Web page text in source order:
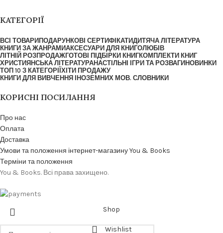
КАТЕГОРІЇ
ВСІ ТОВАРИ ПОДАРУНКОВІ СЕРТИФІКАТИДИТЯЧА ЛІТЕРАТУРА
КНИГИ ЗА ЖАНРАМИАКСЕСУАРИ ДЛЯ КНИГОЛЮБІВ
ЛІТНІЙ РОЗПРОДАЖГОТОВІ ПІДБІРКИ КНИГКОМПЛЕКТИ КНИГ
ХРИСТИЯНСЬКА ЛІТЕРАТУРАНАСТІЛЬНІ ІГРИ ТА РОЗВАГИ НОВИНКИ
ТОП 10 З КАТЕГОРІЇ ХІТИ ПРОДАЖУ
КНИГИ ДЛЯ ВИВЧЕННЯ ІНОЗЕМНИХ МОВ. СЛОВНИКИ
КОРИСНІ ПОСИЛАННЯ
Про нас
Оплата
Доставка
Умови та положення інтернет-магазину You & Books
Терміни та положення
You & Books. Всі права захищено.
Shop
Wishlist